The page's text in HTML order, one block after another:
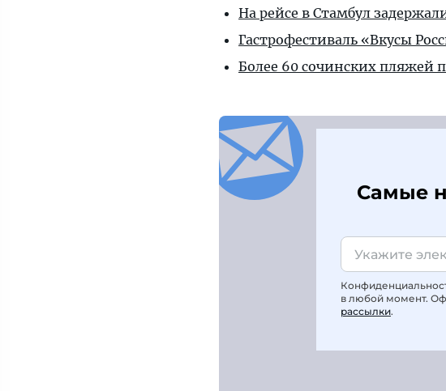
На рейсе в Стамбул
Гастрофестиваль «Вкусы
Более 60 сочинских пляжей
Самые
в любой момент.
рассылки.